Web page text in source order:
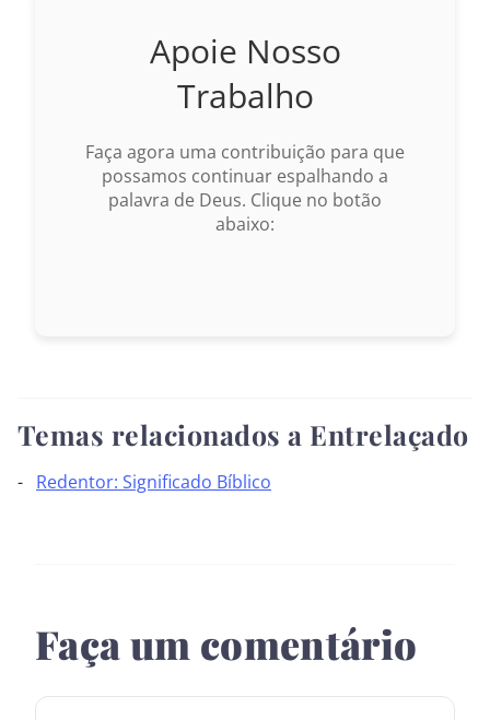
Apoie Nosso
Trabalho
Faça agora uma contribuição para que
possamos continuar espalhando a
palavra de Deus. Clique no botão
abaixo:
Temas relacionados a Entrelaçado
Redentor: Significado Bíblico
Faça um comentário